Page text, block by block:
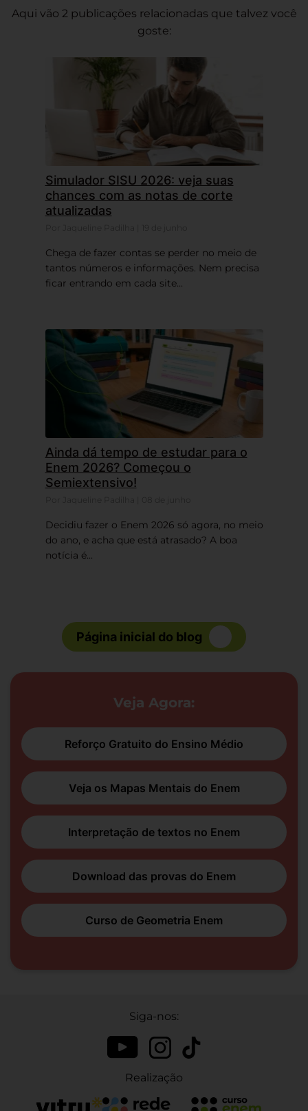
Aqui vão 2 publicações relacionadas que talvez você
goste:
Simulador SISU 2026: veja suas
chances com as notas de corte
atualizadas
Chega de fazer contas se perder no meio de
tantos números e informações. Nem precisa
ficar entrando em cada site...
Ainda dá tempo de estudar para o
Enem 2026? Começou o
Semiextensivo!
Decidiu fazer o Enem 2026 só agora, no meio
do ano, e acha que está atrasado? A boa
notícia é...
Página inicial do blog
Veja Agora:
Reforço Gratuito do Ensino Médio
Veja os Mapas Mentais do Enem
Interpretação de textos no Enem
Download das provas do Enem
Curso de Geometria Enem
Siga-nos:
Realização